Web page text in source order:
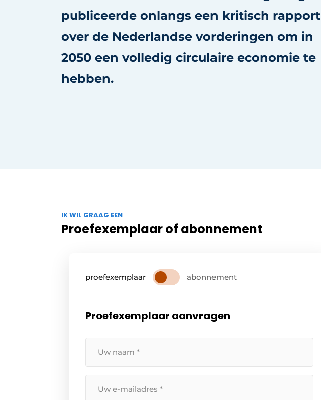
Vacature aanmelden
publiceerde onlangs een kritisch rapport
over de Nederlandse vorderingen om in
2050 een volledig circulaire economie te
hebben.
IK WIL GRAAG EEN
Proefexemplaar of abonnement
proefexemplaar abonnement
Proefexemplaar aanvragen
naam
*